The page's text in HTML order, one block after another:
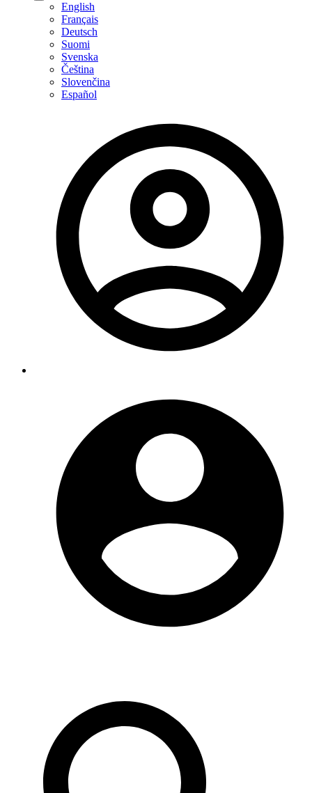
English
Français
Deutsch
Suomi
Svenska
Čeština
Slovenčina
Español